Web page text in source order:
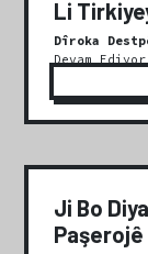
Li
Dîroka
Devam Ediyor
Ji Bo
Paşerojê